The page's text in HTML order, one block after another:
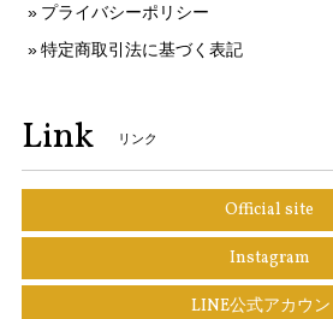
プライバシーポリシー
特定商取引法に基づく表記
Link リンク
Official site
Instagram
LINE公式アカウン